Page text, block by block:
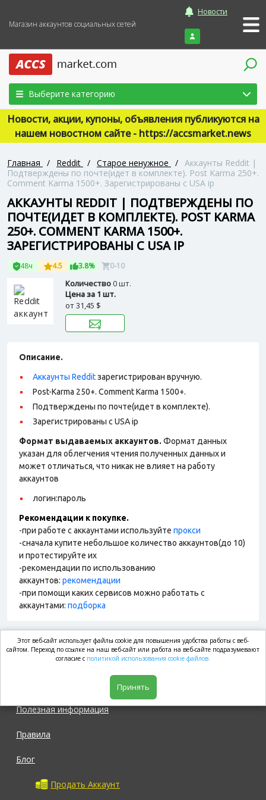
Магазин аккаунтов социальных сетей
Новости
Войти
Выберите категорию
Новости, акции, купоны, объявления публикуются на
нашем новостном сайте - https://accsmarket.news
Главная / Reddit / Старое ненужное / Аккаунты Reddit |
Подтверждены по почте(идет в комплекте). Post Karma 250+.
Comment Karma 1500+. Зарегистрированы с USA ip
АККАУНТЫ REDDIT | ПОДТВЕРЖДЕНЫ ПО
ПОЧТЕ(ИДЕТ В КОМПЛЕКТЕ). POST KARMA
250+. COMMENT KARMA 1500+.
ЗАРЕГИСТРИРОВАНЫ С USA IP
48ч 4.5 3.8% 0-10
Количество0 шт.
Цена за 1 шт.
от31,45 $
Описание.
Аккаунты Redditзарегистрирован вручную.
Post-Karma 250+. Comment Karma 1500+.
Подтверждены по почте(идет в комплекте).
Зарегистрированы с USA ip
Формат выдаваемых аккаунтов. Формат данных
указан для облегчения чтения полученных данных и
может отличаться, что никак не влияет на работу
аккаунтов
логин:пароль
Рекомендации к покупке.
-при работе с аккаунтами используйте прокси
-сначала купите небольшое количество аккаунтов(до 10)
и протестируйте их
-рекомендации по использованию
аккаунтов: рекомендации
-при помощи каких сервисов можно работать с
аккаунтами: подборка
market.com
Полезная информация
Правила
Блог
Продать Аккаунт
Этот веб-сайт использует файлы cookie для повышения удобства работы с веб-
сайтом. Переход по ссылке на наш веб-сайт или работа на веб-сайте подразумевают
согласие с политикой использования cookie файлов.
Принять